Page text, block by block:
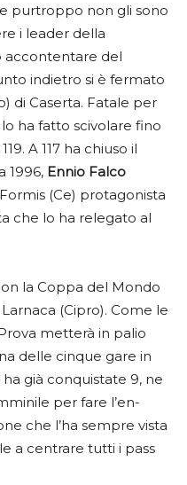
purtroppo non gli sono
i leader della
accontentare del
indietro si è fermato
di Caserta. Fatale per
ha fatto scivolare fino
A 117 ha chiuso il
1996, Ennio Falco
(Ce) protagonista
che lo ha relegato al
la Coppa del Mondo
(Cipro). Come le
metterà in palio
delle cinque gare in
già conquistate 9, ne
per fare l’en-
che l’ha sempre vista
a centrare tutti i pass